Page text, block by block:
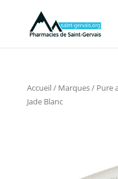
Accueil/ Marques/ Pure
Jade Blanc